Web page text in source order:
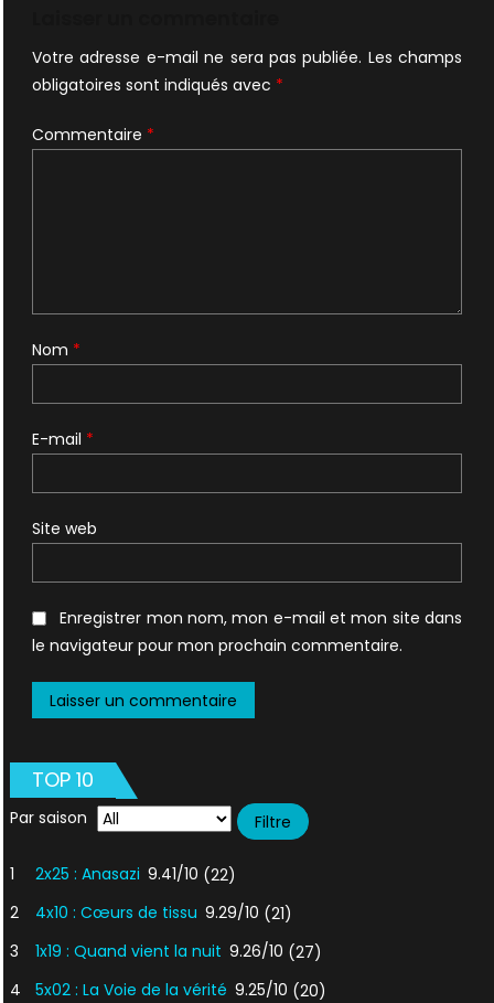
Votre adresse e-mail ne sera pas publiée. Les champs
obligatoires sont indiqués avec *
Commentaire *
Nom *
E-mail *
Site web
Enregistrer mon nom, mon e-mail et mon site dans
le navigateur pour mon prochain commentaire.
TOP 10
Par saison
1 2x25 : Anasazi 9.41/10 (22)
2
4x10 : Cœurs de tissu 9.29/10 (21)
3
1x19 : Quand vient la nuit 9.26/10 (27)
4
5x02 : La Voie de la vérité 9.25/10 (20)